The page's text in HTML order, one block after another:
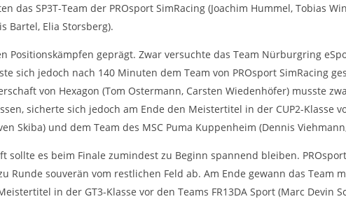
SP3T-Team der PROsport SimRacing (Joachim Hummel, Tobias
Bartel, Elia Storsberg).
Positionskämpfen geprägt. Zwar versuchte das Team Nürburgring
sich jedoch nach 140 Minuten dem Team von PROsport SimRacing
von Hexagon (Tom Ostermann, Carsten Wiedenhöfer) musste
sicherte sich jedoch am Ende den Meistertitel in der CUP2-Klasse
Skiba) und dem Team des MSC Puma Kuppenheim (Dennis
sollte es beim Finale zumindest zu Beginn spannend bleiben. PROsport
Runde souverän vom restlichen Feld ab. Am Ende gewann das Team
in der GT3-Klasse vor den Teams FR13DA Sport (Marc Devin